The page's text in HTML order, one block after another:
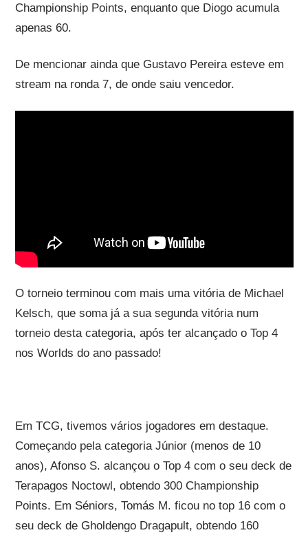
Championship Points, enquanto que Diogo acumula
apenas 60.
De mencionar ainda que Gustavo Pereira esteve em
stream na ronda 7, de onde saiu vencedor.
O torneio terminou com mais uma vitória de Michael
Kelsch, que soma já a sua segunda vitória num
torneio desta categoria, após ter alcançado o Top 4
nos Worlds do ano passado!
Em TCG, tivemos vários jogadores em destaque.
Começando pela categoria Júnior (menos de 10
anos), Afonso S. alcançou o Top 4 com o seu deck de
Terapagos Noctowl, obtendo 300 Championship
Points. Em Séniors, Tomás M. ficou no top 16 com o
seu deck de Gholdengo Dragapult, obtendo 160